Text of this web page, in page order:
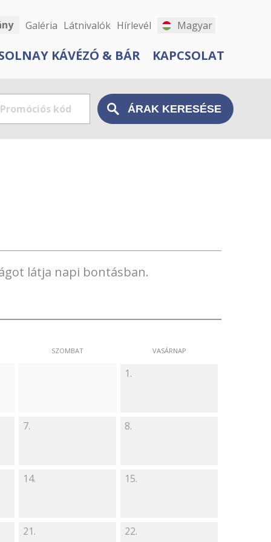
Galéria Látnivalók Hírlevél Magyar
KÁVÉZÓ & BÁR KAPCSOLAT
látja napi bontásban.
SZOMBAT VASÁRNAP
1.
7. 8.
14. 15.
21. 22.